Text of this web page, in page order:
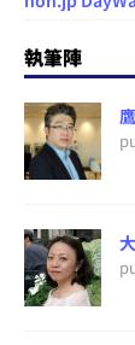
執筆陣